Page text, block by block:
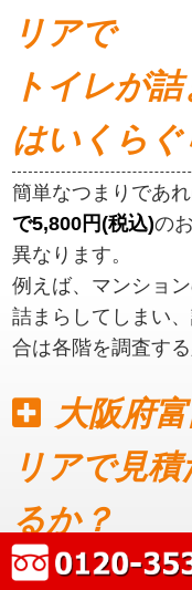
リアで
トイレが
はいくら
簡単なつまりであ
で5,800円(税込)の
異なります。
例えば、マンショ
詰まらしてしまい
合は各階を調査す
大阪府
リアで見
るか？
見積もりだけでも